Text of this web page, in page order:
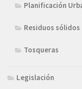
Planificación
Residuos sólidos
Tosqueras
Legislación